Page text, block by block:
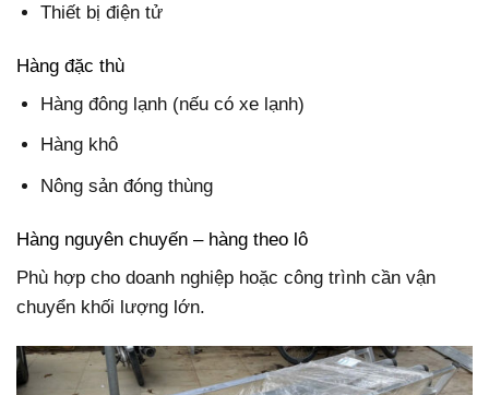
Thiết bị điện tử
Hàng đặc thù
Hàng đông lạnh (nếu có xe lạnh)
Hàng khô
Nông sản đóng thùng
Hàng nguyên chuyến – hàng theo lô
Phù hợp cho doanh nghiệp hoặc công trình cần vận
chuyển khối lượng lớn.